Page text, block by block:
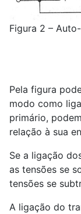
Figura 2 –
Pela figura
modo como
primário,
relação à sua
Se a ligação
as tensões se
tensões se
A ligação do